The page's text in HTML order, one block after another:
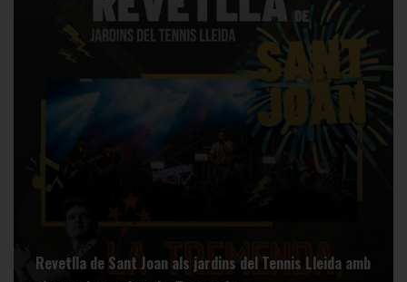
Revetlla de Sant Joan als jardins del Tennis Lleida amb